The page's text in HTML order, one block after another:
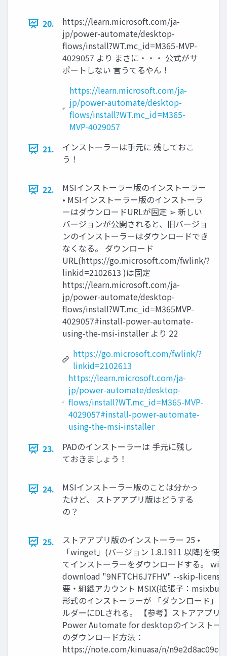
20.
https://learn.microsoft.com/ja-
jp/power-automate/desktop-
flows/install?WT.mc_id=M365-MVP-
4029057 より まさに・・・ 公式がサ
ポートしない 言うてるやん！
https://learn.microsoft.com/ja-
jp/power-automate/desktop-
flows/install?WT.mc_id=M365-
MVP-4029057
21.
インストーラーは手元に 残しておこ
う！
22.
MSIインストーラー版のインストーラー
• MSIインストーラー版のインストーラ
ーはダウンロードURLが固定 ➢ 新しい
バージョンが公開されると、旧バージョ
ンのインストーラーはダウンロードでき
なくなる。 ダウンロード
URL(https://go.microsoft.com/fwlink/?
linkid=2102613 )は固定
https://learn.microsoft.com/ja-
jp/power-automate/desktop-
flows/install?WT.mc_id=M365MVP-
4029057#install-power-automate-
using-the-msi-installer より 22
https://go.microsoft.com/fwlink/?
linkid=2102613
https://learn.microsoft.com/ja-
jp/power-automate/desktop-
flows/install?WT.mc_id=M365-MVP-
4029057#install-power-automate-
using-the-msi-installer
23.
PADのインストーラーは 手元に残し
ておきましょう！
24.
MSIインストーラー版のことは分かっ
たけど、 ストアアプリ版はどうする
の？
25.
ストアアプリ版のインストーラー 25 •
「winget」(バージョン 1.8.1911 以降)を使
てインストーラーをダウンロードする。
download "9NFTCH6J7FHV" --skip-
要・組織アカウント MSIX(拡張子：
形式のインストーラーが 「ダウンロード」
ルダーにDLされる。 【参考】ストアアプリ
Power Automate for desktopのインストー
のダウンロード方法：
https://note.com/kinuasa/n/n9e2d8ac09cc4